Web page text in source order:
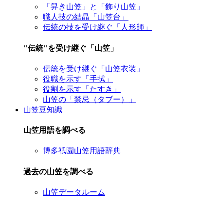
「舁き山笠」と「飾り山笠」
職人技の結晶「山笠台」
伝統の技を受け継ぐ「人形師」
"伝統"を受け継ぐ「山笠」
伝統を受け継ぐ「山笠衣装」
役職を示す「手拭」
役割を示す「たすき」
山笠の「禁忌（タブー）」
山笠豆知識
山笠用語を調べる
博多祇園山笠用語辞典
過去の山笠を調べる
山笠データルーム